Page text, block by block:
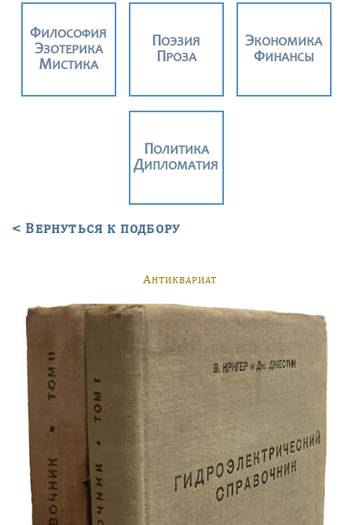
ФИЛОСОФИЯ
ЭЗОТЕРИКА
МИСТИКА
ПОЭЗИЯ
ПРОЗА
ЭКОНОМИКА
ФИНАНСЫ
ПОЛИТИКА
ДИПЛОМАТИЯ
< Вернуться к подбору
АНТИКВАРИАТ